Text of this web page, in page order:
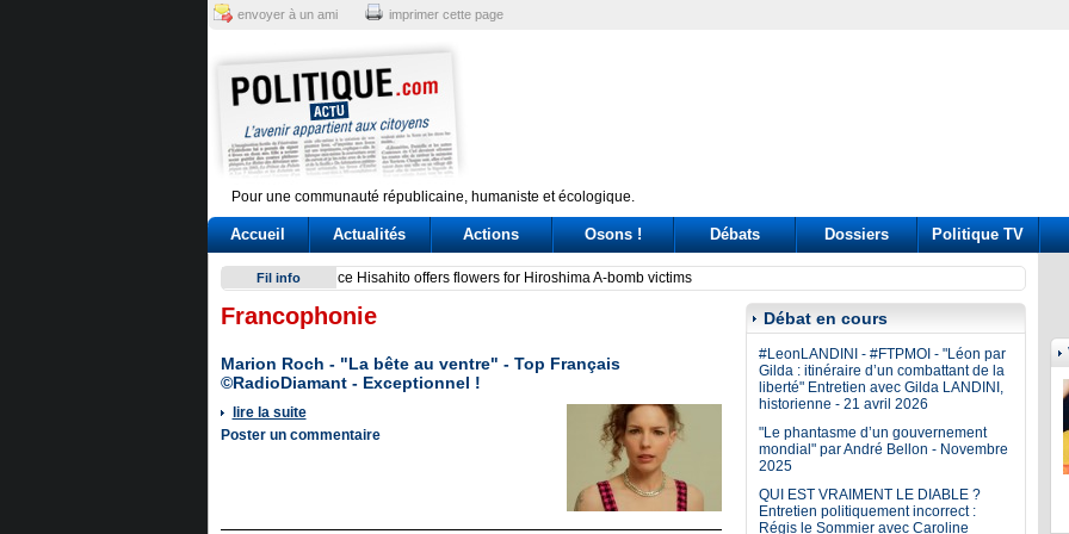
envoyer à un ami imprimer cette page
Pour une communauté républicaine, humaniste et écologique.
Accueil Actualités Actions Osons ! Débats Dossiers Politique TV
Fil info Conte e l'audizione in Commissione Covid: tre ore di «arringa» piene di messaggi (a destra e a sinistra)
Francophonie
Marion Roch - "La bête au ventre" - Top Français
©RadioDiamant - Exceptionnel !
lire la suite
Poster un commentaire
Débat en cours
#LeonLANDINI - #FTPMOI - "Léon par
Gilda : itinéraire d’un combattant de la
liberté" Entretien avec Gilda LANDINI,
historienne - 21 avril 2026
"Le phantasme d’un gouvernement
mondial" par André Bellon - Novembre
2025
QUI EST VRAIMENT LE DIABLE ?
Entretien politiquement incorrect :
Régis le Sommier avec Caroline